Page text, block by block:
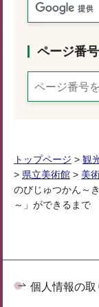
ページ番
トップページ > 観
> 県立美術館 > 美
のびじゅつかん～
～」ができるまで
個人情報の取